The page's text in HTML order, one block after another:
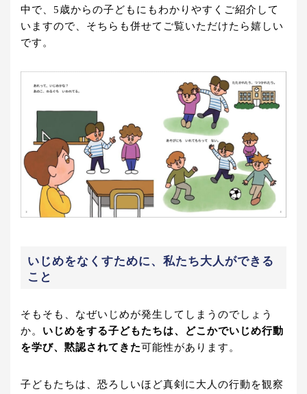
中で、5歳からの子どもにもわかりやすくご紹介して
いますので、そちらも併せてご覧いただけたら嬉しい
です。
いじめをなくすために、私たち大人ができる
こと
そもそも、なぜいじめが発生してしまうのでしょう
か。 いじめをする子どもたちは、どこかでいじめ行動
を学び、黙認されてきた可能性があります。
子どもたちは、恐ろしいほど真剣に大人の行動を観察